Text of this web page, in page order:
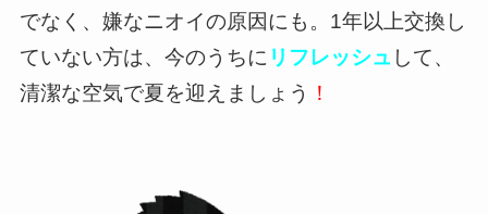
でなく、嫌なニオイの原因にも。1年以上交換し
ていない方は、今のうちに リフレッシュ して、
清潔な空気で夏を迎えましょう
！